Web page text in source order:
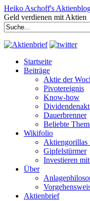
Heiko Aschoff's
Geld verdienen mit Aktien
Search
for:
Startseite
Beiträge
Aktie der
Pivotereignis
Know-how
Dauerbrenner
Beliebte
Wikifolio
Aktiengorillas
Gipfelstürmer
Investieren
Über
Aktienbrief